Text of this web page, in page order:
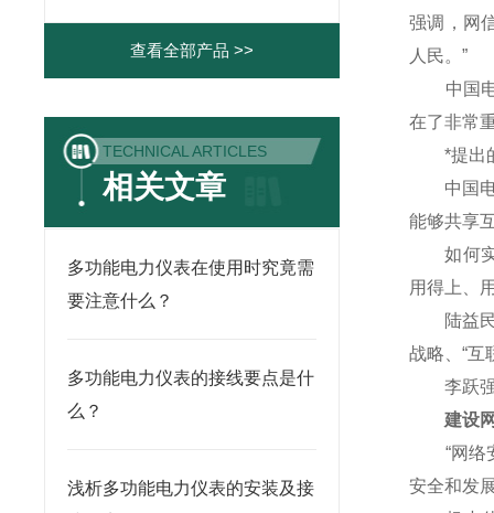
查看全部产品 >>
TECHNICAL ARTICLES
相关文章
多功能电力仪表在使用时究竟需
要注意什么？
多功能电力仪表的接线要点是什
么？
浅析多功能电力仪表的安装及接
强调，网
人民。”
中国电
在了非常
*提出的
中国电
能够共享
如何实
用得上、
陆益民
战略、“互
李跃强
建设网
“网络安
安全和发